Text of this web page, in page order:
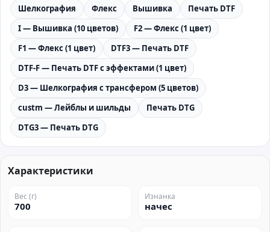
Шелкография Флекс Вышивка
Печать DTF
I — Вышивка (10 цветов)
F2 — Флекс (1 цвет)
F1 — Флекс (1 цвет)
DTF3 — Печать DTF
DTF-F — Печать DTF с эффектами (1 цвет)
D3 — Шелкография с трансфером (5 цветов)
custm — Лейблы и шильды
Печать DTG
DTG3 — Печать DTG
Характеристики
Вес (г)
700
Изнанка
начес